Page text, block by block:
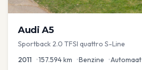
Audi A5
Sportback 2.0 TFSI quattro S-Line
2011 •157.594km •Benzine •Automaat